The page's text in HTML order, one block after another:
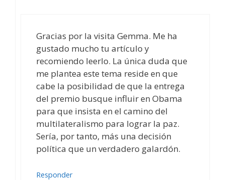
Gracias por la visita Gemma. Me ha
gustado mucho tu artículo y
recomiendo leerlo. La única duda que
me plantea este tema reside en que
cabe la posibilidad de que la entrega
del premio busque influir en Obama
para que insista en el camino del
multilateralismo para lograr la paz.
Sería, por tanto, más una decisión
política que un verdadero galardón.
Responder